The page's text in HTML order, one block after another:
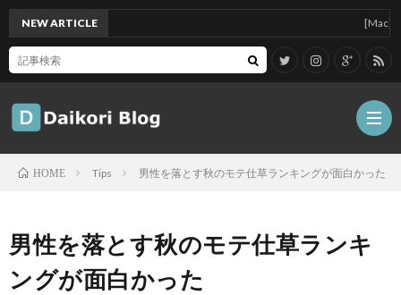
NEW ARTICLE [Mac]Mac mini
HOME Tips 男性を落とす秋のモテ仕草ランキングが面白かった
男性を落とす秋のモテ仕草ランキ
ングが面白かった